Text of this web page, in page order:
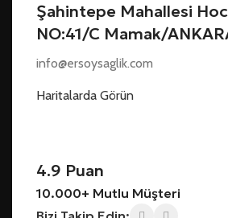
Şahintepe Mahallesi
NO:41/C Mamak/
info@ersoysaglik.com
Haritalarda Görün
4.9 Puan
10.000+ Mutlu Müşteri